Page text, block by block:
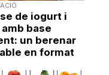
de iogurt i
base
un berenar
en format